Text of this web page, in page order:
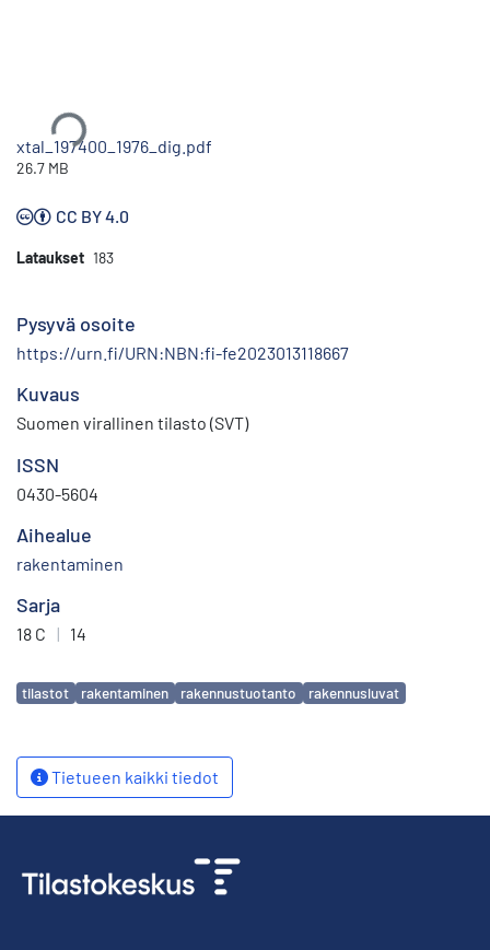
xtal_197400_1976_dig.pdf
26.7 MB
CC BY 4.0
Lataukset 183
Pysyvä osoite
https://urn.fi/URN:NBN:fi-fe2023013118667
Kuvaus
Suomen virallinen tilasto (SVT)
ISSN
0430-5604
Aihealue
rakentaminen
Sarja
18 C | 14
Avainsanat
tilastot rakentaminen rakennustuotanto rakennusluvat
Tietueen kaikki tiedot